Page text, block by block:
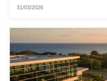
31/03/2026